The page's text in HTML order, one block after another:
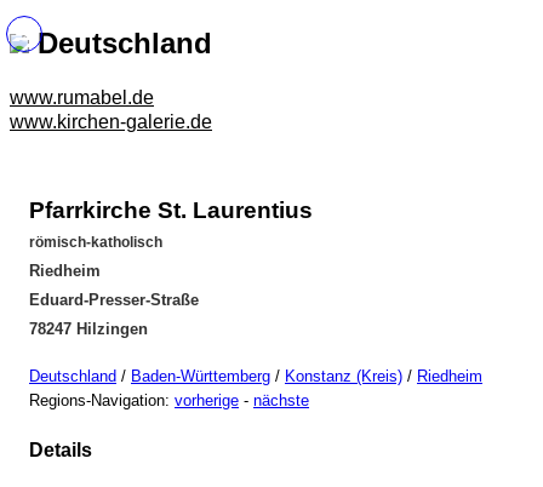
Deutschland
www.rumabel.de
www.kirchen-galerie.de
Pfarrkirche St. Laurentius
römisch-katholisch
Riedheim
Eduard-Presser-Straße
78247 Hilzingen
Deutschland / Baden-Württemberg / Konstanz (Kreis) / Riedheim
Regions-Navigation: vorherige - nächste
Details